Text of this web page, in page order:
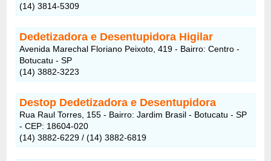
(14) 3814-5309
Dedetizadora e Desentupidora Higilar
Avenida Marechal Floriano Peixoto, 419 - Bairro: Centro -
Botucatu - SP
(14) 3882-3223
Destop Dedetizadora e Desentupidora
Rua Raul Torres, 155 - Bairro: Jardim Brasil - Botucatu - SP
- CEP: 18604-020
(14) 3882-6229 / (14) 3882-6819